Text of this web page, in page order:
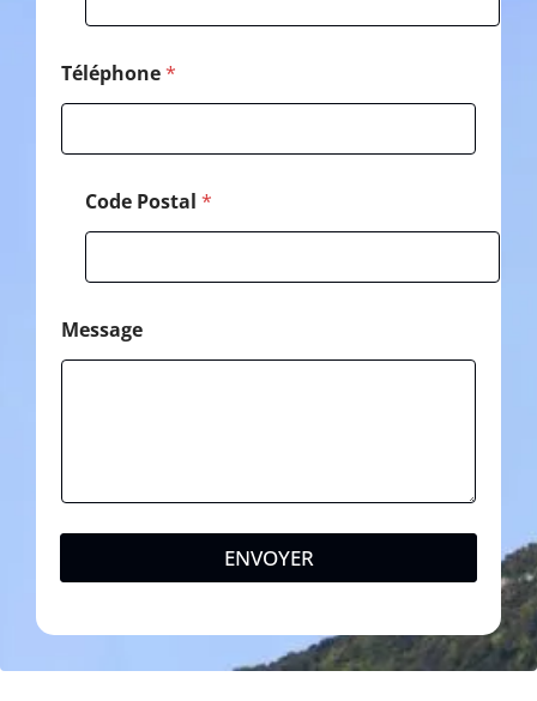
C
Téléphone*
Code Postal *
Message
ENVOYER